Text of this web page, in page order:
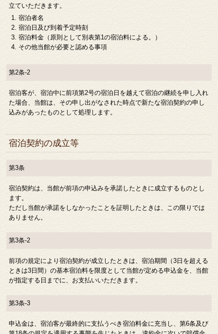
立ていただきます。
宿泊者名
宿泊日及び到着予定時刻
宿泊料金（原則として別表第1の宿泊料による。）
その他当館が必要と認める事項
第2条-2
宿泊客が、宿泊中に前項第2号の宿泊日を越えて宿泊の継続を申し入れ
た場合、当館は、その申し出がなされた時点で新たな宿泊契約の申し
込みがあったものとして処理します。
宿泊契約の成立等
第3条
宿泊契約は、当館が前項の申込みを承諾したときに成立するものとし
ます。
ただし当館が承諾をしなかったことを証明したときは、この限りでは
ありません。
第3条-2
前項の規定により宿泊契約が成立したときは、宿泊期間（3日を超える
ときは3日間）の基本宿泊料を限度として当館が定める申込金を、当館
が指定する日までに、お支払いいただきます。
第3条-3
申込金は、宿泊客が最終的に支払うべき宿泊料金に充当し、第6条及び